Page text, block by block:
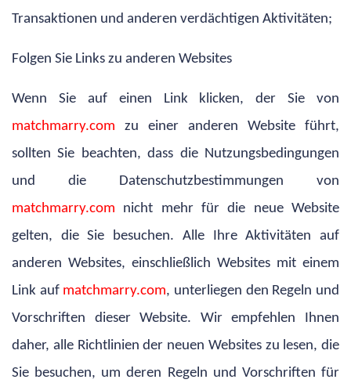
Transaktionen und anderen verdächtigen Aktivitäten;
Folgen Sie Links zu anderen Websites
Wenn Sie auf einen Link klicken, der Sie von
matchmarry.com zu einer anderen Website führt,
sollten Sie beachten, dass die Nutzungsbedingungen
und die Datenschutzbestimmungen von
matchmarry.com nicht mehr für die neue Website
gelten, die Sie besuchen. Alle Ihre Aktivitäten auf
anderen Websites, einschließlich Websites mit einem
Link auf matchmarry.com, unterliegen den Regeln und
Vorschriften dieser Website. Wir empfehlen Ihnen
daher, alle Richtlinien der neuen Websites zu lesen, die
Sie besuchen, um deren Regeln und Vorschriften für